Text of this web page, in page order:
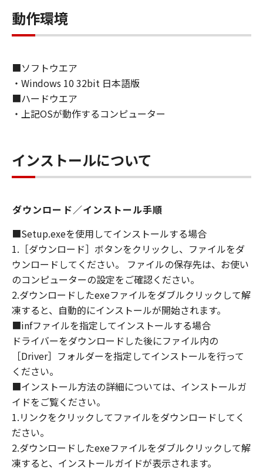
売代理店または販売店のいずれも、「本ソフト
ウェア」、または「本ソフトウェア」の使用に
ないものとします。
６．輸出
お客様は、日本国政府または関連する外国政府
より必要な認可等を得ることなしに、「本ソフ
７．契約期間
(1) 本契約書は、お客様が、『同意』を示す下
し、下記(2)または(3)により終了されるまで有
効に存続します。
(2) お客様は、「本ソフトウェア」およびその
複製物のすべてを廃棄および消去することによ
り、本契約書を終了させることができます。
(3) お客様が本契約書のいずれかの条項に違反
した場合、本契約書は直ちに終了します。
(4) お客様は、上記(3)によって本契約書が終了
した場合、速やかに、「本ソフトウェア」およ
びその複製物のすべてを廃棄または消去するも
のとします。
８．U.S. GOVERNMENT RESTRICTED RIGHTS
NOTICE
The Software is a "commercial item," as that
term is defined at 48 C.F.R. 2.101 (Oct 1995),
consisting of "commercial computer
software" and "commercial computer
software documentation," as such terms are
used in 48 C.F.R. 12.212 (Sept 1995).
動作環境
■ソフトウエア
・Windows 10 32bit 日本語版
■ハードウエア
・上記OSが動作するコンピューター
インストールについて
ダウンロード／インストール手順
■Setup.exeを使用してインストールする場合
1.［ダウンロード］ボタンをクリックし、ファイルをダ
ウンロードしてください。 ファイルの保存先は、お使い
のコンピューターの設定をご確認ください。
2.ダウンロードしたexeファイルをダブルクリックして解
凍すると、自動的にインストールが開始されます。
■infファイルを指定してインストールする場合
ドライバーをダウンロードした後にファイル内の
［Driver］フォルダーを指定してインストールを行って
ください。
■インストール方法の詳細については、インストールガ
イドをご覧ください。
1.リンクをクリックしてファイルをダウンロードしてく
ださい。
2.ダウンロードしたexeファイルをダブルクリックして解
凍すると、インストールガイドが表示されます。